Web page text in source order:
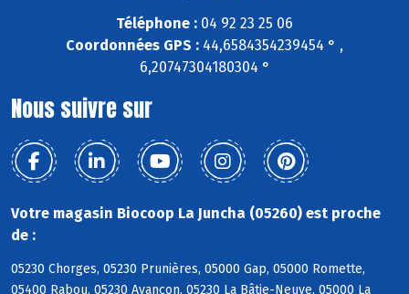
Téléphone : 04 92 23 25 06
Coordonnées GPS : 44,6584354239454 ° ,
6,20747304180304 °
Nous suivre sur
Votre magasin Biocoop La Juncha (05260) est proche
de :
05230 Chorges, 05230 Prunières, 05000 Gap, 05000 Romette,
05400 Rabou, 05230 Avançon, 05230 La Bâtie-Neuve, 05000 La